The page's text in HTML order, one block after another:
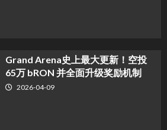
Grand Arena史上最大更新！空投
65万 bRON 并全面升级奖励机制
2026-04-09